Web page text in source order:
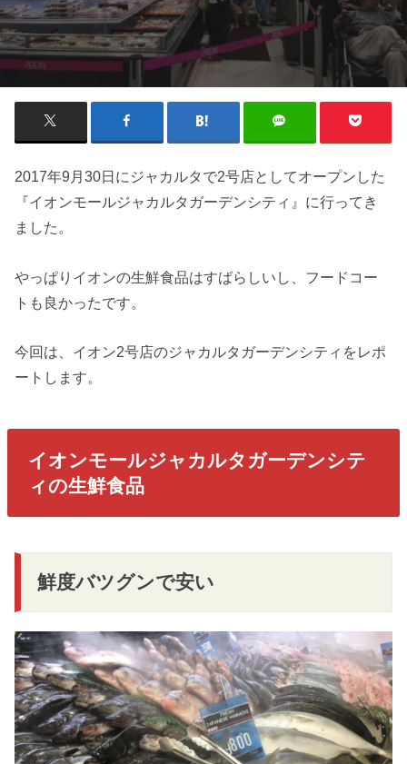
2017年9月30日にジャカルタで2号店としてオープンした
『イオンモールジャカルタガーデンシティ』に行ってき
ました。
やっぱりイオンの生鮮食品はすばらしいし、フードコー
トも良かったです。
今回は、イオン2号店のジャカルタガーデンシティをレポ
ートします。
イオンモールジャカルタガーデンシテ
ィの生鮮食品
鮮度バツグンで安い